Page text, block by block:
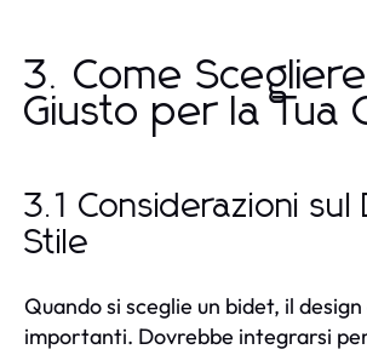
3. Come
Giusto per la Tua
3.1 Considerazioni sul
Stile
Quando si sceglie un bidet, il
importanti. Dovrebbe integrarsi